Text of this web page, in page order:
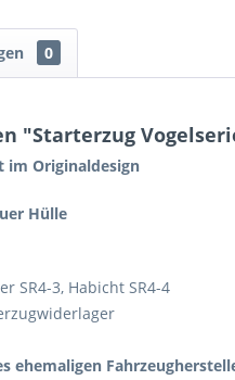
0
"Starterzug
im Originaldesign
Hülle
SR4-3, Habicht SR4-4
ehemaligen